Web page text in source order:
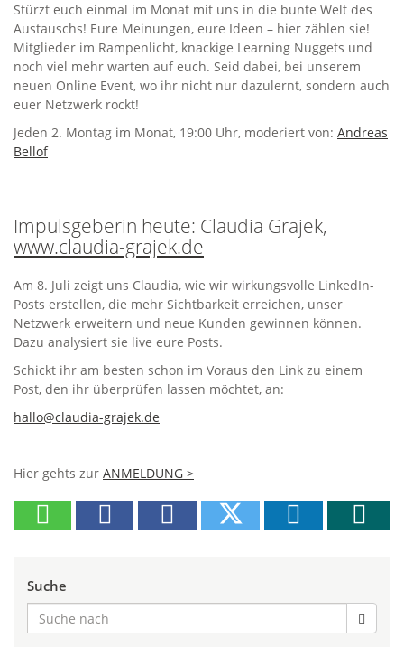
Stürzt euch einmal im Monat mit uns in die bunte Welt des
Austauschs! Eure Meinungen, eure Ideen – hier zählen sie!
Mitglieder im Rampenlicht, knackige Learning Nuggets und
noch viel mehr warten auf euch. Seid dabei, bei unserem
neuen Online Event, wo ihr nicht nur dazulernt, sondern auch
euer Netzwerk rockt!
Jeden 2. Montag im Monat, 19:00 Uhr, moderiert von: Andreas
Bellof
Impulsgeberin heute: Claudia Grajek,
www.claudia-grajek.de
Am 8. Juli zeigt uns Claudia, wie wir wirkungsvolle LinkedIn-
Posts erstellen, die mehr Sichtbarkeit erreichen, unser
Netzwerk erweitern und neue Kunden gewinnen können.
Dazu analysiert sie live eure Posts.
Schickt ihr am besten schon im Voraus den Link zu einem
Post, den ihr überprüfen lassen möchtet, an:
hallo@claudia-grajek.de
Hier gehts zur ANMELDUNG >
Suche